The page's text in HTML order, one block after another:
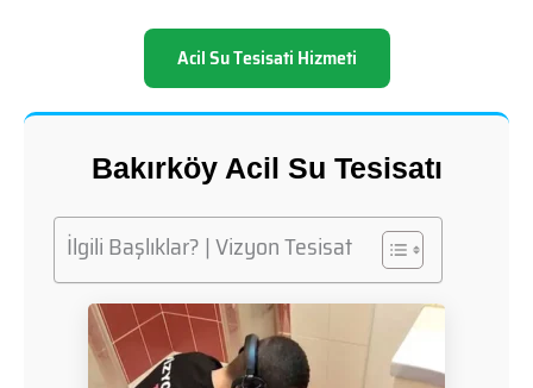
Acil Su Tesisati Hizmeti
Bakırköy Acil Su Tesisatı
İlgili Başlıklar? | Vizyon Tesisat